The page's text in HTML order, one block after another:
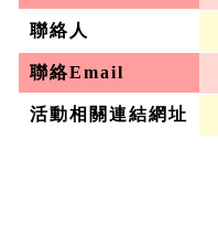
聯絡人
聯絡Email
活動相關連結網址